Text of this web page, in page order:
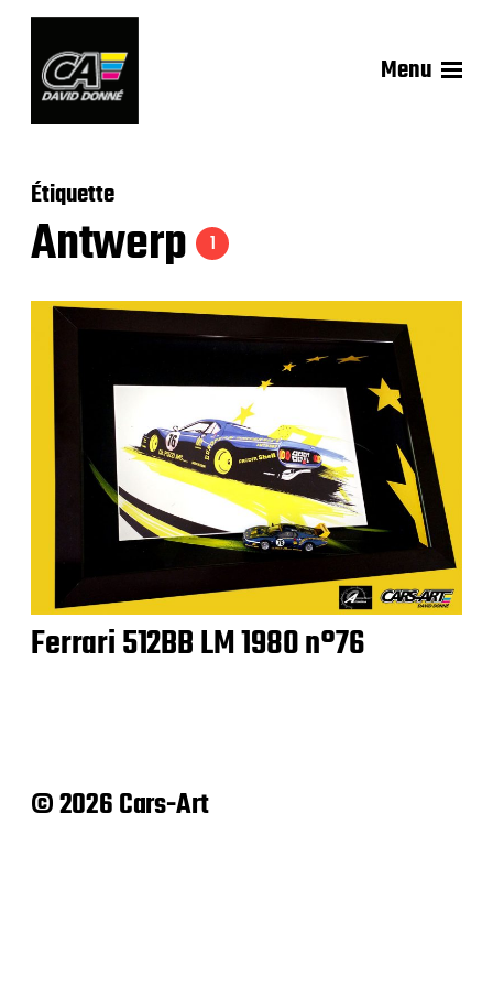
Menu
Étiquette
Antwerp 1
Ferrari 512BB LM 1980 n°76
© 2026 Cars-Art